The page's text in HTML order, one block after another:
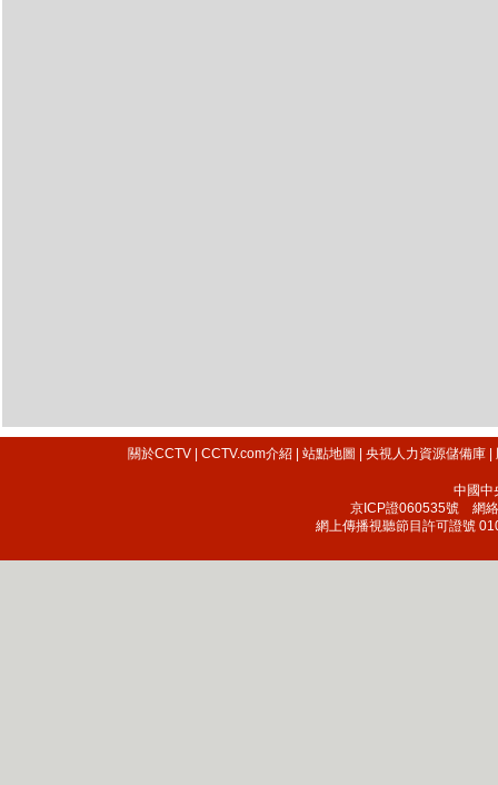
關於CCTV| CCTV.com介紹| 站點地圖 央視人力資源儲備庫|
中國中
京ICP證060535號網絡
網上傳播視聽節目許可證號